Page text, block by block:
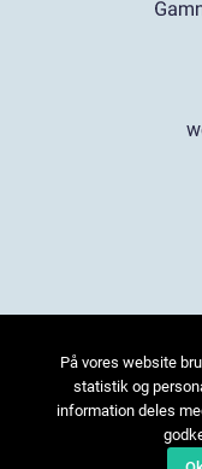
På vores website
statistik og
information deles